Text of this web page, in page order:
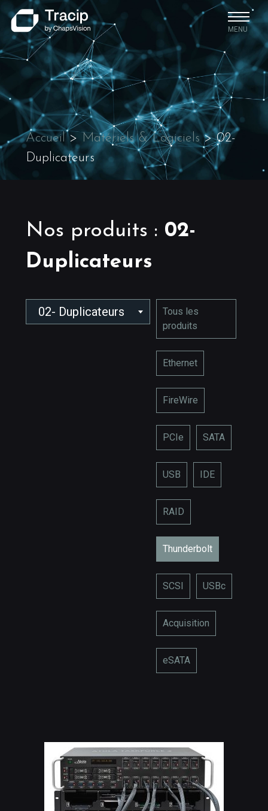
MENU
Accueil> Matériels & Logiciels>02-
Duplicateurs
Nos produits : 02-
Duplicateurs
02- Duplicateurs
Tous les
produits
Ethernet
FireWire
PCIe SATA
USB IDE
RAID
Thunderbolt
SCSI USBc
Acquisition
eSATA